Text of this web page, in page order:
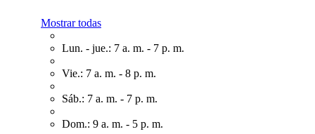
Mostrar todas
Lun. - jue.: 7 a. m. - 7 p. m.
Vie.: 7 a. m. - 8 p. m.
Sáb.: 7 a. m. - 7 p. m.
Dom.: 9 a. m. - 5 p. m.